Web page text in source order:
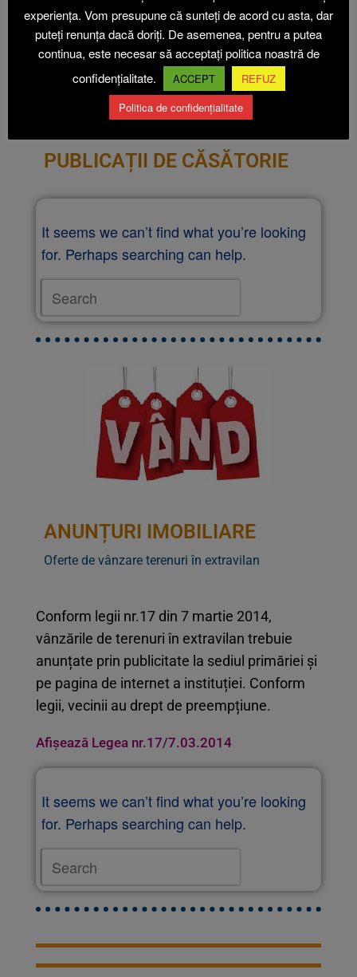
PUBLICAȚII DE CĂSĂTORIE
It seems we can’t find what you’re looking
for. Perhaps searching can help.
ANUNȚURI IMOBILIARE
Oferte de vânzare terenuri în extravilan
Conform legii nr.17 din 7 martie 2014,
vânzările de terenuri în extravilan trebuie
anunțate prin publicitate la sediul primăriei și
pe pagina de internet a instituției. Conform
legii, vecinii au drept de preempțiune.
Afișează Legea nr.17/7.03.2014
It seems we can’t find what you’re looking
for. Perhaps searching can help.
experiența. Vom presupune că sunteți de acord cu asta, dar
puteți renunța dacă doriți. De asemenea, pentru a putea
continua, este necesar să acceptați politica noastră de
confidențialitate.
ACCEPT
REFUZ
Politica de confidențialitate